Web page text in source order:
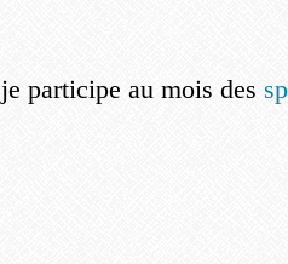
participe au mois des